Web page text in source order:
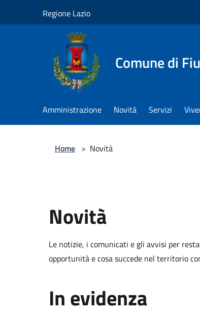
Regione Lazio
Comune di
Amministrazione Novità Servizi
Home > Novità
Novità
Le notizie, i comunicati e gli avvisi per
opportunità e cosa succede nel territorio
In evidenza